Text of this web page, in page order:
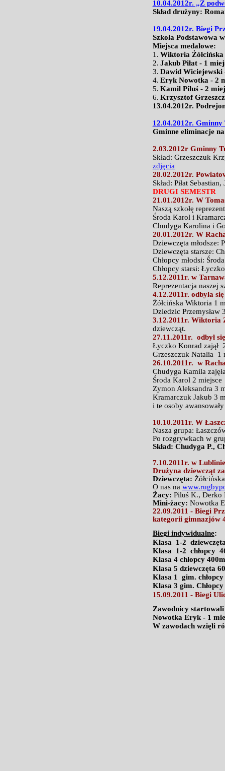
10.04.2012r. „Z
Skład drużyny:
19.04.2012r. Biegi
Szkoła Podstawowa
Miejsca medalowe:
1. Wiktoria
2. Jakub Piłat - 1
3. Dawid Wiciejewski
4. Eryk Nowotka - 2
5. Kamil Piluś - 2
6. Krzysztof
13.04.2012r.
12.04.2012r. Gminny
Gminne eliminacje
2.03.2012r Gminny
Skład: Grzeszczuk
zdjęcia
28.02.2012r.
Skład: Piłat
DRUGI SEMESTR
21.01.2012r. W
Naszą szkołę
Środa Karol i
Chudyga Karolina i
20.01.2012r. W
Dziewczęta młodsze:
Dziewczęta starsze:
Chłopcy młodsi:
Chłopcy starsi:
5.12.2011r. w
Reprezentacja naszej
4.12.2011r. odbyła
Żółcińska Wiktoria 1
Dziedzic Przemysław
3.12.2011r. Wiktoria
dziewcząt.
27.11.2011r. odbył
Łyczko Konrad zajął
Grzeszczuk Natalia 1
26.10.2011r. w
Chudyga Kamila
Środa Karol 2 miejsce
Zymon Aleksandra 3
Kramarczuk Jakub 3
i te osoby
10.10.2011r. W
Nasza grupa:
Po rozgrywkach w
Skład: Chudyga P.,
7.10.2011r. w
Drużyna dziewcząt
Dziewczęta:
O nas na
Żacy: Piluś K., Derko
Mini-żacy: Nowotka
22.09.2011 - Biegi
kategorii gimnazjów
Biegi indywidualne:
Klasa 1-2
Klasa 1-2 chłopcy
Klasa 4 chłopcy
Klasa 5 dziewczęta
Klasa 1 gim.
Klasa 3 gim.
15.09.2011 - Biegi
Zawodnicy
Nowotka Eryk - 1
W zawodach wzięli